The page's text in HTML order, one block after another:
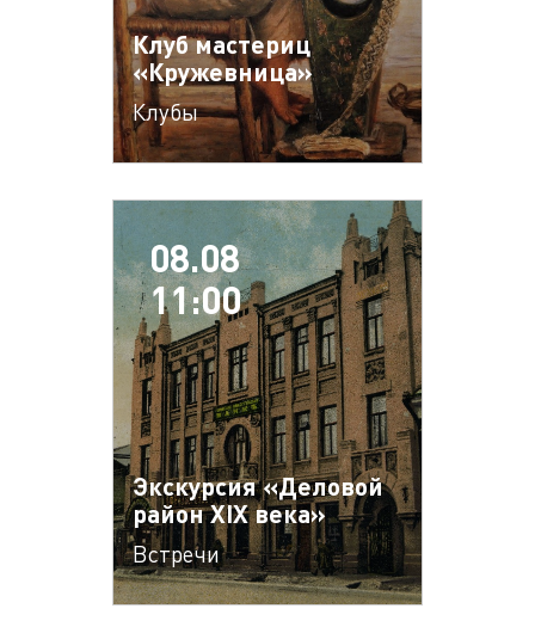
Клуб мастериц
«Кружевница»
Клубы
08.08
11:00
Экскурсия «Деловой
район XIX века»
Встречи